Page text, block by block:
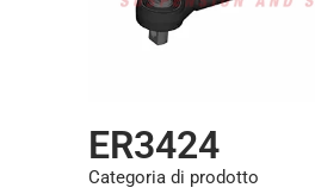
ER3424
Categoria di prodotto